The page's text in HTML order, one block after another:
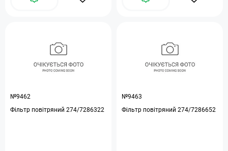
№9462
Фільтр повітряний 274/7286322
№9463
Фільтр повітряний 274/7286652